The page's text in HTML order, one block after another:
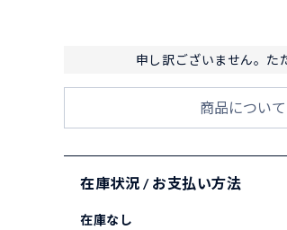
申し訳ございません。た
商品につい
在庫状況 / お支払い方法
在庫なし